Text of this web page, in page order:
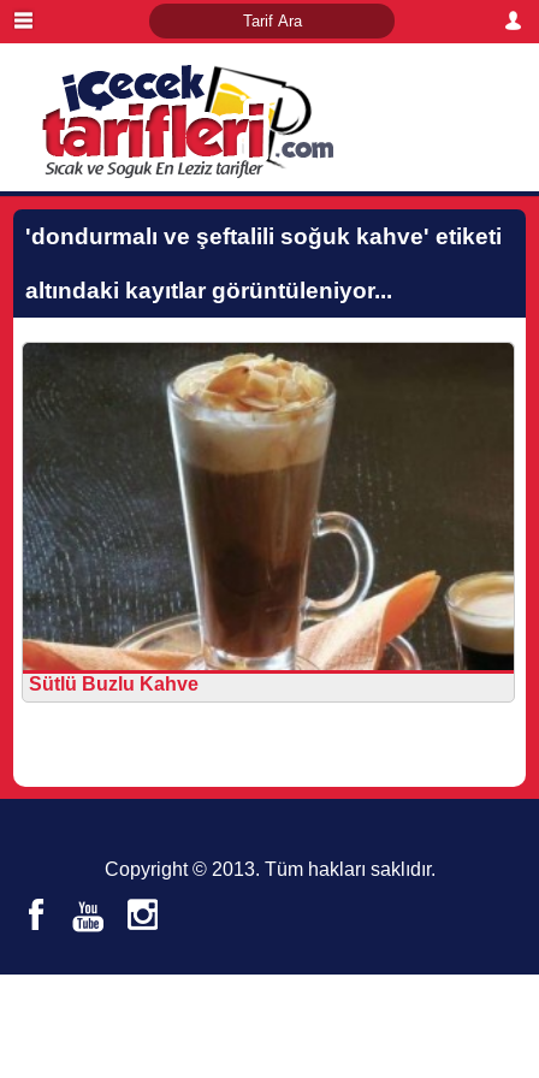
'dondurmalı ve şeftalili soğuk kahve' etiketi
altındaki kayıtlar görüntüleniyor...
Sütlü Buzlu Kahve
Copyright © 2013. Tüm hakları saklıdır.